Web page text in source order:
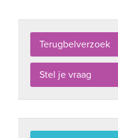
Terugbelverzoek
Stel je vraag